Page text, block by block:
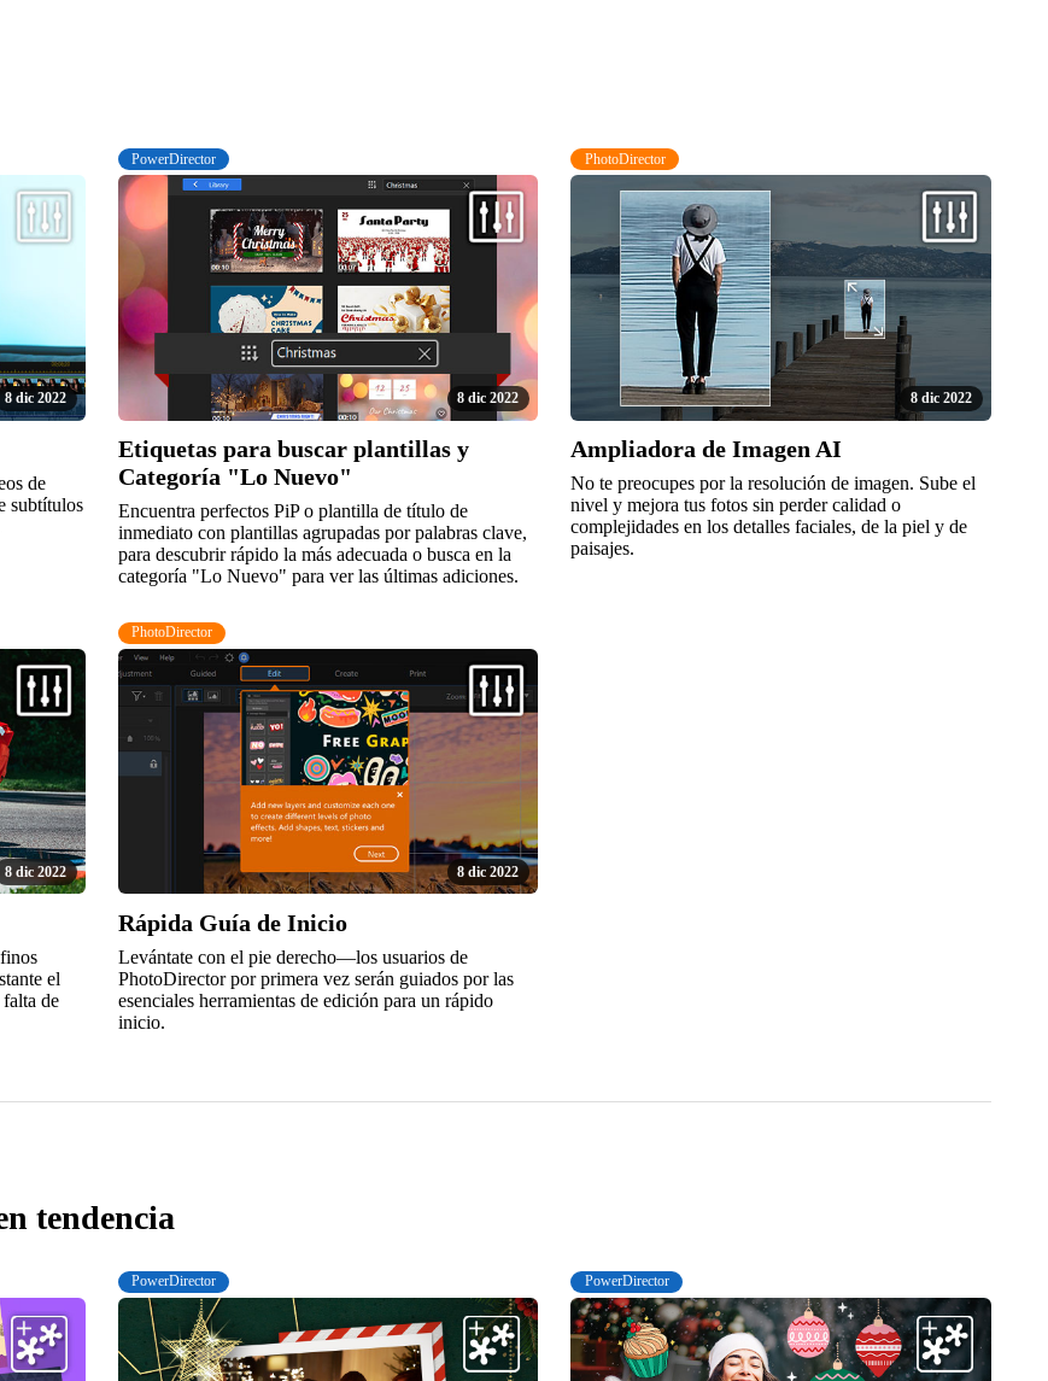
8 dic 2022
de
subtítulos
PowerDirector
8 dic 2022
Etiquetas para buscar plantillas y
Categoría "Lo Nuevo"
Encuentra perfectos PiP o plantilla de título de
inmediato con plantillas agrupadas por palabras clave,
para descubrir rápido la más adecuada o busca en la
categoría "Lo Nuevo" para ver las últimas adiciones.
PhotoDirector
8 dic 2022
Ampliadora de Imagen AI
No te preocupes por la resolución de imagen. Sube el
nivel y mejora tus fotos sin perder calidad o
complejidades en los detalles faciales, de la piel y de
paisajes.
8 dic 2022
el
de
PhotoDirector
8 dic 2022
Rápida Guía de Inicio
Levántate con el pie derecho—los usuarios de
PhotoDirector por primera vez serán guiados por las
esenciales herramientas de edición para un rápido
inicio.
tendencia
PowerDirector PowerDirector